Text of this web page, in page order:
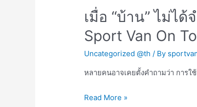
เมื่อ “บ้าน” ไม่ไ
Sport Van On
Uncategorized @th / By
หลายคนอาจเคยตั้งคำถามว่า การ
เมื่อ
Read More »